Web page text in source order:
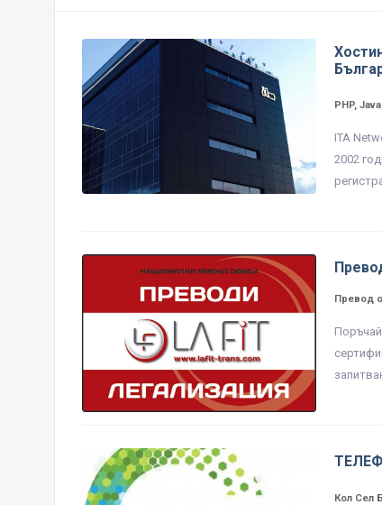
PHP,
ITA
2002
Превод
Кол Сел